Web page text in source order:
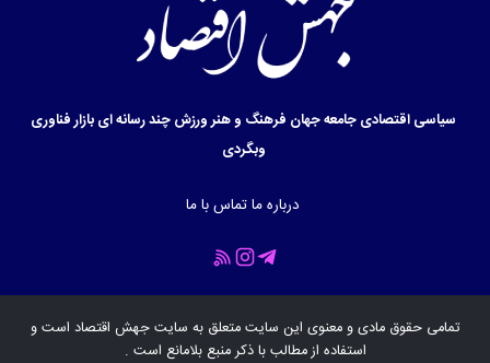
سیاسیاقتصادیجامعهجهان فرهنگ و هنرورزشچند رسانه ایبازارفناوری
وبگردی
درباره ماتماس با ما
تمامی حقوق مادی و معنوی این سایت متعلق به سایتجهش اقتصاد است و
استفاده از مطالب با ذکر منبع بلامانع است .